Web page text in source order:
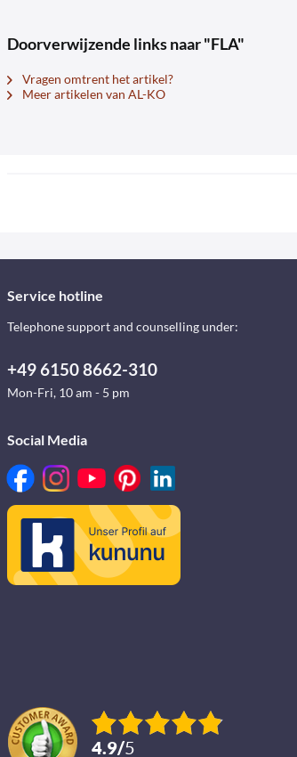
Doorverwijzende links naar "FLA"
Vragen omtrent het artikel?
Meer artikelen van AL-KO
Service hotline
Telephone support and counselling under:
+49 6150 8662-310
Mon-Fri, 10 am - 5 pm
Social Media
4.9/5